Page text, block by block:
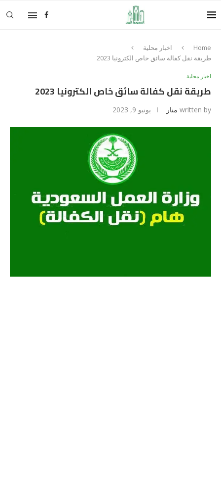
Home
اخبار محلية
طريقة نقل كفالة سائق خاص الكترونيا 2023
اخبار محلية
طريقة نقل كفالة سائق خاص الكترونيا 2023
written by منار يونيو 9, 2023